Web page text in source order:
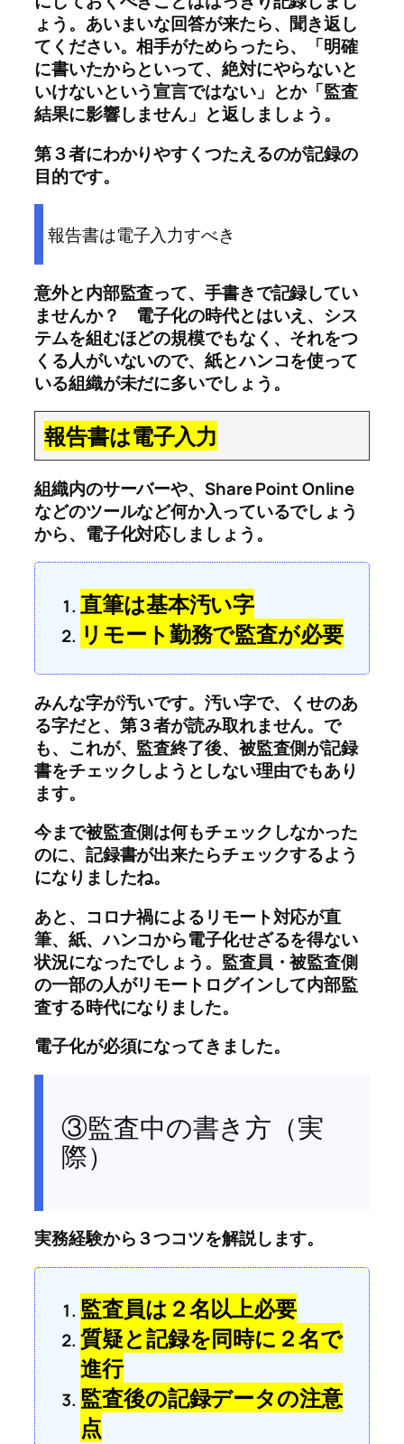
ょう。あいまいな回答が来たら、聞き返し
てください。相手がためらったら、「明確
に書いたからといって、絶対にやらないと
いけないという宣言ではない」とか「監査
結果に影響しません」と返しましょう。
第３者にわかりやすくつたえるのが記録の
目的です。
報告書は電子入力すべき
意外と内部監査って、手書きで記録してい
ませんか？ 電子化の時代とはいえ、シス
テムを組むほどの規模でもなく、それをつ
くる人がいないので、紙とハンコを使って
いる組織が未だに多いでしょう。
報告書は電子入力
組織内のサーバーや、Share Point Online
などのツールなど何か入っているでしょう
から、電子化対応しましょう。
直筆は基本汚い字
リモート勤務で監査が必要
みんな字が汚いです。汚い字で、くせのあ
る字だと、第３者が読み取れません。で
も、これが、監査終了後、被監査側が記録
書をチェックしようとしない理由でもあり
ます。
今まで被監査側は何もチェックしなかった
のに、記録書が出来たらチェックするよう
になりましたね。
あと、コロナ禍によるリモート対応が直
筆、紙、ハンコから電子化せざるを得ない
状況になったでしょう。監査員・被監査側
の一部の人がリモートログインして内部監
査する時代になりました。
電子化が必須になってきました。
③監査中の書き方（実
際）
実務経験から３つコツを解説します。
監査員は２名以上必要
質疑と記録を同時に２名で
進行
監査後の記録データの注意
点